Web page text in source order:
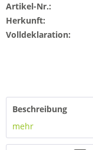
Artikel-Nr.:
Herkunft:
Volldeklaration:
Beschreibung
mehr